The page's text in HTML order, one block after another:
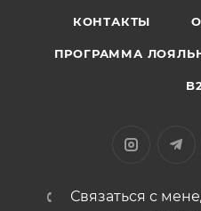
КОНТАКТЫ
ПРОГРАММА
Связаться с